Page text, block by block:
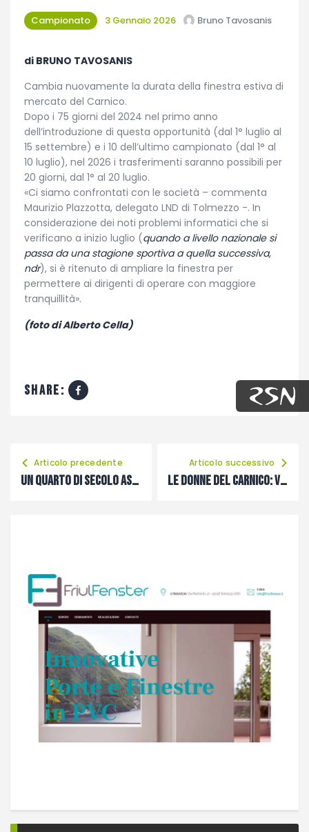
Campionato 3 Gennaio 2026 Bruno Tavosanis
di BRUNO TAVOSANIS
Cambia nuovamente la durata della finestra estiva di
mercato del Carnico.
Dopo i 75 giorni del 2024 nel primo anno
dell’introduzione di questa opportunità (dal 1° luglio al
15 settembre) e i 10 dell’ultimo campionato (dal 1° al
10 luglio), nel 2026 i trasferimenti saranno possibili per
20 giorni, dal 1° al 20 luglio.
«Ci siamo confrontati con le società – commenta
Maurizio Plazzotta, delegato LND di Tolmezzo -. In
considerazione dei noti problemi informatici che si
verificano a inizio luglio (quando a livello nazionale si
passa da una stagione sportiva a quella successiva,
ndr), si è ritenuto di ampliare la finestra per
permettere ai dirigenti di operare con maggiore
tranquillità».
(foto di Alberto Cella)
share:
Articolo precedente
Un quarto di secolo assieme a Carnico.it
Articolo successivo
Le donne del Carnico: Verena Moro